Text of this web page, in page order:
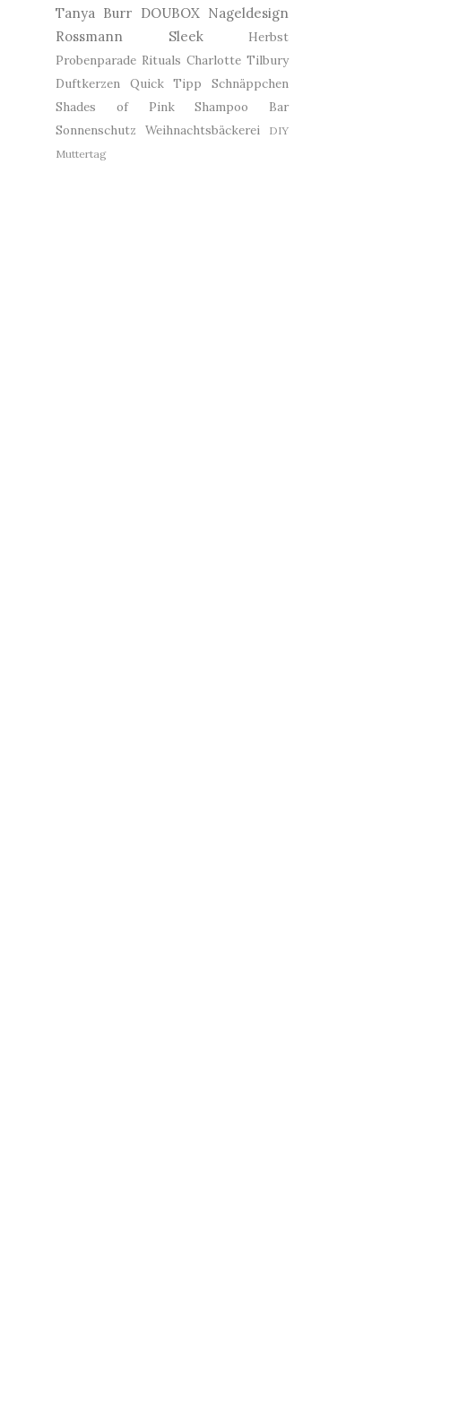
Tanya Burr DOUBOX Nageldesign
Rossmann
Sleek
Herbst
Probenparade Rituals Charlotte Tilbury
Duftkerzen
Quick Tipp
Schnäppchen
Shades of Pink
Shampoo Bar
Sonnenschutz
Weihnachtsbäckerei
DIY
Muttertag